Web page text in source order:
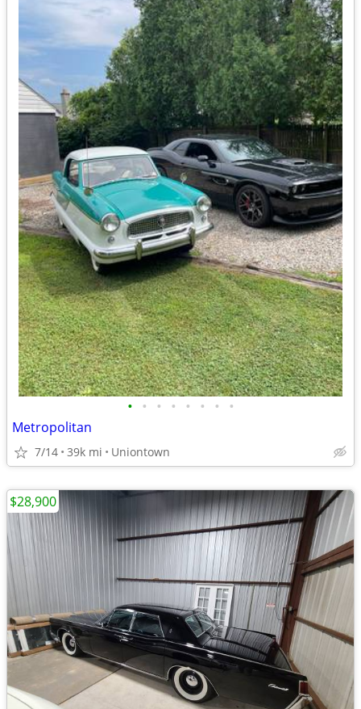
• • • • • • • •
Metropolitan
7/14 39k mi Uniontown
$28,900